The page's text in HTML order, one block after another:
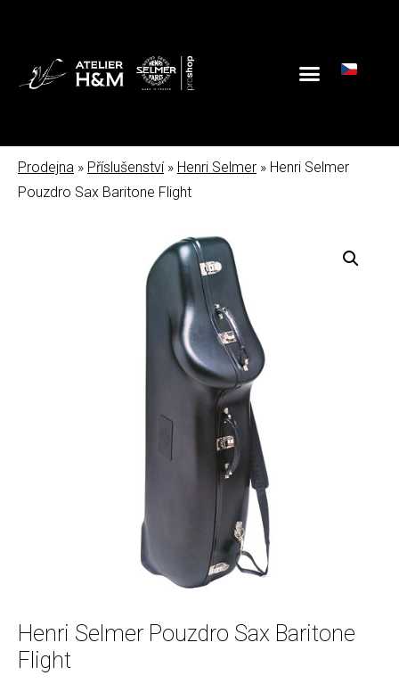
Prodejna » Příslušenství» Henri Selmer » Henri Selmer
Pouzdro Sax Baritone Flight
Henri Selmer Pouzdro Sax Baritone
Flight